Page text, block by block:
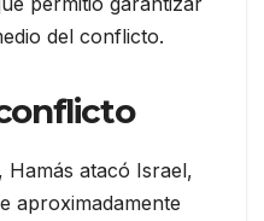
del conflicto.
Hamás atacó Israel,
aproximadamente